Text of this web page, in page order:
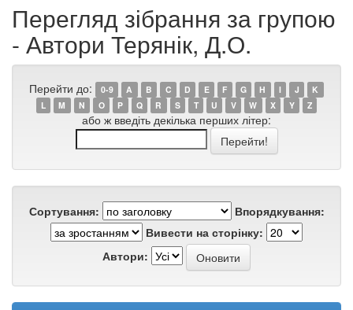
Перегляд зібрання за групою
- Автори Терянік, Д.О.
Перейти до: 0-9 A B C D E F G H I J
K
L
M N O P Q R S T U V W X Y Z
або ж введіть декілька перших літер:
Сортування:
Впорядкування:
Вивести на сторінку:
Автори: